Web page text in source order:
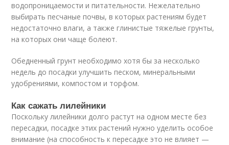
водопроницаемости и питательности. Нежелательно
выбирать песчаные почвы, в которых растениям будет
недостаточно влаги, а также глинистые тяжелые грунты,
на которых они чаще болеют.
Обедненный грунт необходимо хотя бы за несколько
недель до посадки улучшить песком, минеральными
удобрениями, компостом и торфом.
Как сажать лилейники
Поскольку лилейники долго растут на одном месте без
пересадки, посадке этих растений нужно уделить особое
внимание (на способность к пересадке это не влияет —